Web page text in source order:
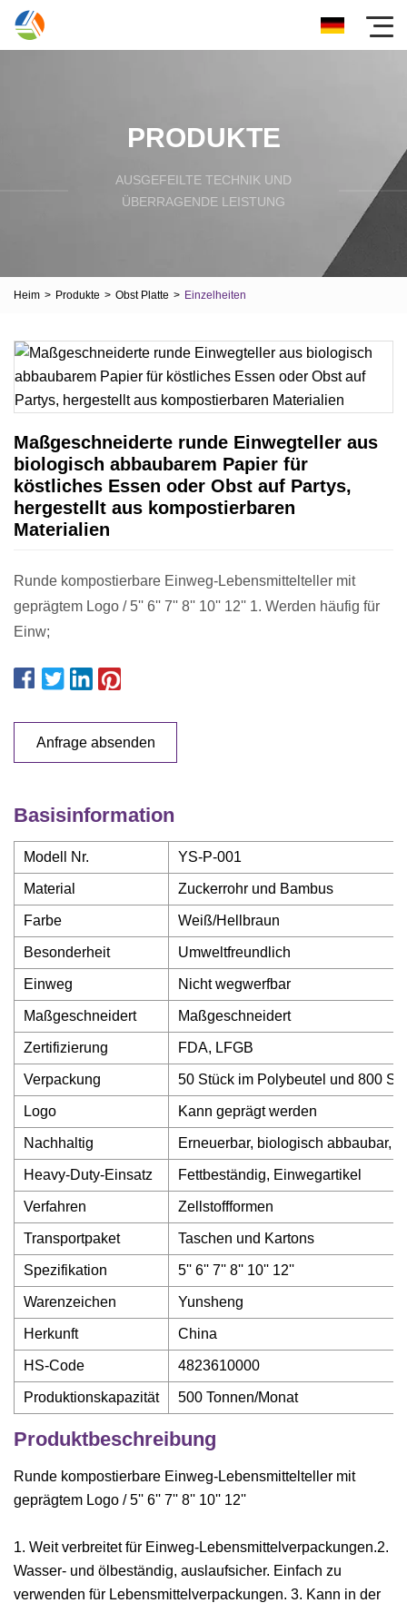
PRODUKTE
AUSGEFEILTE TECHNIK UND
ÜBERRAGENDE LEISTUNG
Heim > Produkte > Obst Platte > Einzelheiten
Maßgeschneiderte runde Einwegteller aus
biologisch abbaubarem Papier für
köstliches Essen oder Obst auf Partys,
hergestellt aus kompostierbaren
Materialien
Runde kompostierbare Einweg-Lebensmittelteller mit
geprägtem Logo / 5'' 6'' 7'' 8'' 10'' 12'' 1. Werden häufig für
Einw;
Anfrage absenden
Basisinformation
Modell Nr. YS-P-001
Material Zuckerrohr und Bambus
Farbe Weiß/Hellbraun
Besonderheit Umweltfreundlich
Einweg Nicht wegwerfbar
Maßgeschneidert Maßgeschneidert
Zertifizierung FDA, LFGB
Verpackung 50 Stück im Polybeutel und 800
Logo Kann geprägt werden
Nachhaltig Erneuerbar, biologisch abbaubar,
Heavy-Duty-Einsatz Fettbeständig, Einwegartikel
Verfahren Zellstoffformen
Transportpaket Taschen und Kartons
Spezifikation 5'' 6'' 7'' 8'' 10'' 12''
Warenzeichen Yunsheng
Herkunft China
HS-Code 4823610000
Produktionskapazität 500 Tonnen/Monat
Produktbeschreibung
Runde kompostierbare Einweg-Lebensmittelteller mit
geprägtem Logo / 5'' 6'' 7'' 8'' 10'' 12''
1. Weit verbreitet für Einweg-Lebensmittelverpackungen.2.
Wasser- und ölbeständig, auslaufsicher. Einfach zu
verwenden für Lebensmittelverpackungen. 3. Kann in der